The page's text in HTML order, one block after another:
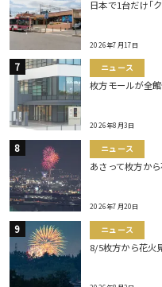
日本で1台だけ｢
2026年7月17日
ニュース
枚方モールが全
2026年8月3日
ニュース
あさって枚方か
2026年7月20日
ニュース
8/5枚方から花火